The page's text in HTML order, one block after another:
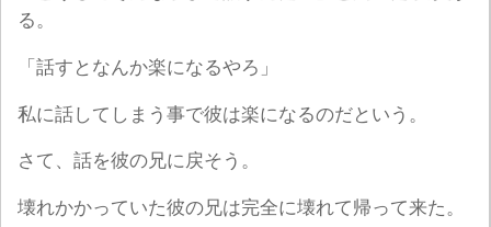
る。
「話すとなんか楽になるやろ」
私に話してしまう事で彼は楽になるのだという。
さて、話を彼の兄に戻そう。
壊れかかっていた彼の兄は完全に壊れて帰って来た。